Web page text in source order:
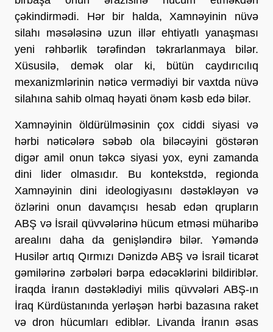
çəkindirmədi. Hər bir halda, Xamnəyinin nüvə
silahı məsələsinə uzun illər ehtiyatlı yanaşması
yeni rəhbərlik tərəfindən təkrarlanmaya bilər.
Xüsusilə, demək olar ki, bütün caydırıcılıq
mexanizmlərinin nəticə vermədiyi bir vaxtda nüvə
silahına sahib olmaq həyati önəm kəsb edə bilər.
Xamnəyinin öldürülməsinin çox ciddi siyasi və
hərbi nəticələrə səbəb ola biləcəyini göstərən
digər amil onun təkcə siyasi yox, eyni zamanda
dini lider olmasıdır. Bu kontekstdə, regionda
Xamnəyinin dini ideologiyasını dəstəkləyən və
özlərini onun davamçısı hesab edən qrupların
ABŞ və İsrail qüvvələrinə hücum etməsi müharibə
arealını daha da genişləndirə bilər. Yəməndə
Husilər artıq Qırmızı Dənizdə ABŞ və İsrail ticarət
gəmilərinə zərbələri bərpa edəcəklərini bildiriblər.
İraqda İranın dəstəklədiyi milis qüvvələri ABŞ-ın
İraq Kürdüstanında yerləşən hərbi bazasına raket
və dron hücumları ediblər. Livanda İranın əsas